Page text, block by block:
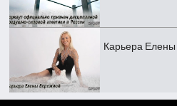
Карьера